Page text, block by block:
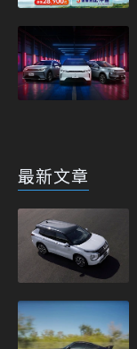
最新文章